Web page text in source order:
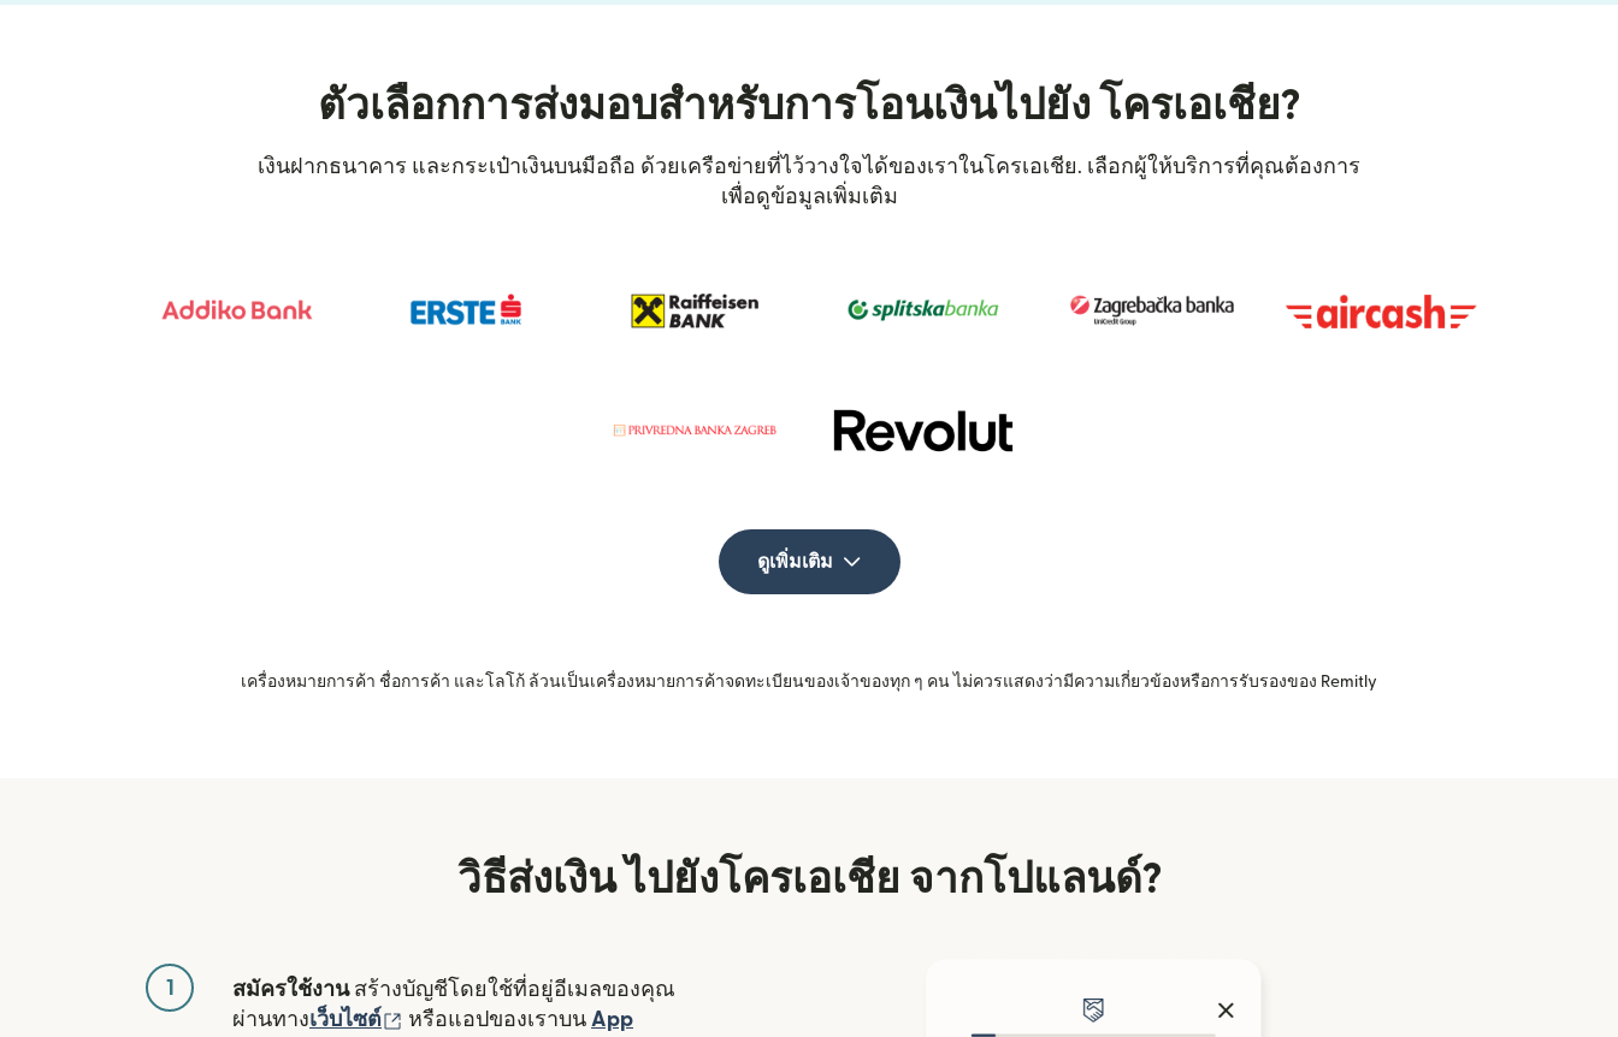
ตัวเลือกการส่งมอบสำหรับการโอนเงินไปยัง โครเอเชีย?
เงินฝากธนาคาร และกระเป๋าเงินบนมือถือ ด้วยเครือข่ายที่ไว้วางใจได้ของเราในโครเอเชีย. เลือกผู้ให้บริการที่คุณต้องการ
เพื่อดูข้อมูลเพิ่มเติม
ดูเพิ่มเติม
เครื่องหมายการค้า ชื่อการค้า และโลโก้ ล้วนเป็นเครื่องหมายการค้าจดทะเบียนของเจ้าของทุก ๆ คน ไม่ควรแสดงว่ามีความเกี่ยวข้องหรือการรับรองของ Remitly
วิธีส่งเงิน ไปยังโครเอเชีย จากโปแลนด์?
1 สมัครใช้งานสร้างบัญชีโดยใช้ที่อยู่อีเมลของคุณ
ผ่านทางเว็บไซต์ (เปิดในหน้าต่างใหม่)
หรือแอปของเราบน App